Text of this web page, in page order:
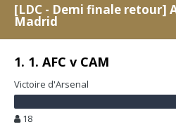
[LDC - Demi finale retour]
Madrid
1. 1. AFC v CAM
Victoire d'Arsenal
18